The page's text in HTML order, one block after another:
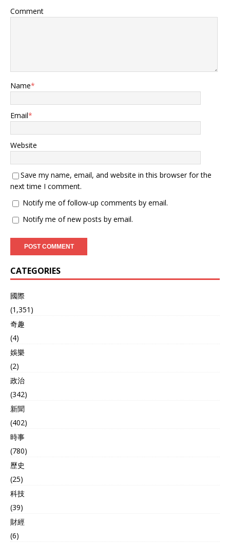
Comment
Name*
Email*
Website
Save my name, email, and website in this browser for the
next time I comment.
Notify me of follow-up comments by email.
Notify me of new posts by email.
CATEGORIES
國際
(1,351)
奇趣
(4)
娛樂
(2)
政治
(342)
新聞
(402)
時事
(780)
歷史
(25)
科技
(39)
財經
(6)